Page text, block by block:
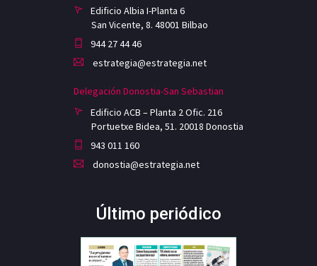
Edificio Albia I-Planta 6
San Vicente, 8. 48001 Bilbao
944 27 44 46
estrategia@estrategia.net
Delegación Donostia-San Sebastian
Edificio ACB – Planta 2 Ofic. 216
Portuetxe Bidea, 51. 20018 Donostia
943 011 160
donostia@estrategia.net
Último periódico